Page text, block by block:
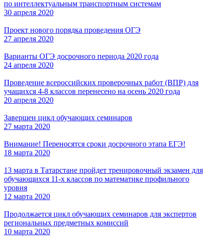
по интеллектуальным транспортным системам
30 апреля 2020
Проект нового порядка проведения ОГЭ
27 апреля 2020
Варианты ОГЭ досрочного периода 2020 года
24 апреля 2020
Проведение всероссийских проверочных работ (ВПР) для
учащихся 4-8 классов перенесено на осень 2020 года
20 апреля 2020
Завершен цикл обучающих семинаров
27 марта 2020
Внимание! Переносятся сроки досрочного этапа ЕГЭ!
18 марта 2020
13 марта в Татарстане пройдет тренировочный экзамен для
обучающихся 11-х классов по математике профильного
уровня
12 марта 2020
Продолжается цикл обучающих семинаров для экспертов
региональных предметных комиссий
10 марта 2020